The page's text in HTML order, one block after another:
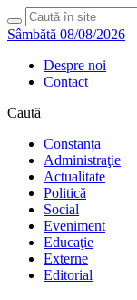
Sâmbătă 08/08/2026
Despre noi
Contact
Caută
Constanța
Administraţie
Actualitate
Politică
Social
Eveniment
Educaţie
Externe
Editorial